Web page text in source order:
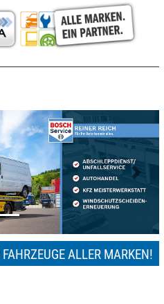
Next
FAHRZEUGE ALLER MARKEN!